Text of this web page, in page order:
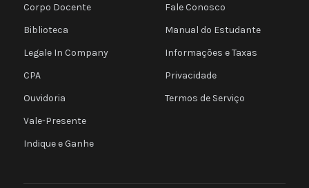
Corpo Docente
Biblioteca
Legale In Company
CPA
Ouvidoria
Vale-Presente
Indique e Ganhe
Fale Conosco
Manual do Estudante
Informações e Taxas
Privacidade
Termos de Serviço